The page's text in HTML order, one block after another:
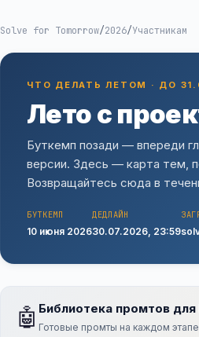
Solve for Tomorrow/2026/Участникам
ЧТО ДЕЛАТЬ ЛЕТОМ · ДО
Лето с
Буткемп позади — впереди
версии. Здесь — карта тем,
Возвращайтесь сюда в
БУТКЕМП
10 июня 2026
ДЕДЛАЙН
30.07.2026, 23:59
🤖 Библиотека промтов
Готовые промты на каждом